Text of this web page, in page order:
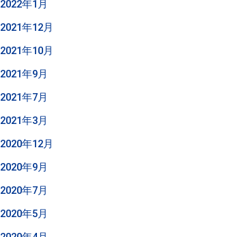
2022年1月
2021年12月
2021年10月
2021年9月
2021年7月
2021年3月
2020年12月
2020年9月
2020年7月
2020年5月